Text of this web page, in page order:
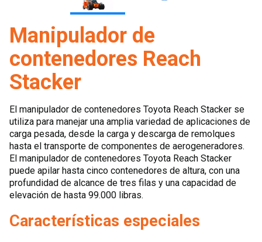
Manipulador de
contenedores Reach
Stacker
El manipulador de contenedores Toyota Reach Stacker se
utiliza para manejar una amplia variedad de aplicaciones de
carga pesada, desde la carga y descarga de remolques
hasta el transporte de componentes de aerogeneradores.
El manipulador de contenedores Toyota Reach Stacker
puede apilar hasta cinco contenedores de altura, con una
profundidad de alcance de tres filas y una capacidad de
elevación de hasta 99.000 libras.
Características especiales